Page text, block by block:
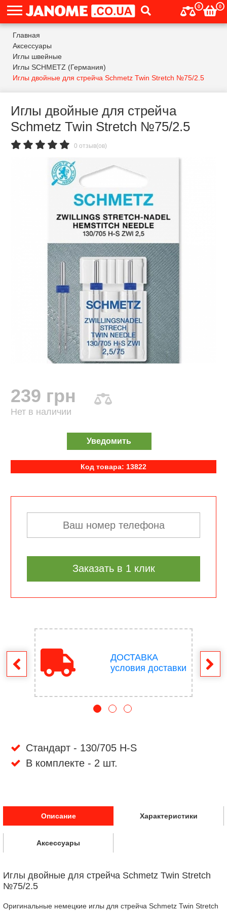
0 0
Главная
Аксессуары
Иглы швейные
Иглы SCHMETZ (Германия)
Иглы двойные для стрейча Schmetz Twin Stretch №75/2.5
Иглы двойные для стрейча
Schmetz Twin Stretch №75/2.5
0 отзыв(ов)
239 грн
Нет в наличии
Уведомить
Код товара: 13822
Заказать в 1 клик
ДОСТАВКА
условия доставки
Стандарт - 130/705 H-S
В комплекте - 2 шт.
Описание Характеристики
Аксессуары
Иглы двойные для стрейча Schmetz Twin Stretch
№75/2.5
Оригинальные немецкие иглы для стрейча Schmetz Twin Stretch